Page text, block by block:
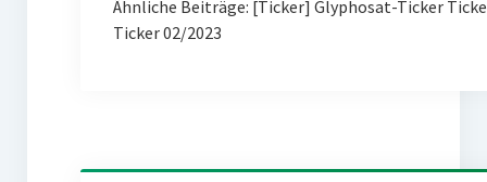
Ähnliche Beiträge: [Ticker] Glyphosat-Ticker
Ticker 02/2023